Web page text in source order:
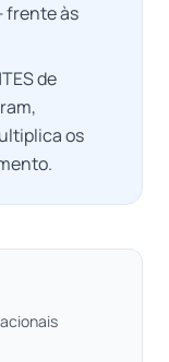
frente às
de
os